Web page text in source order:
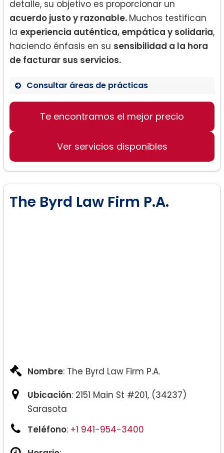
detalle, su objetivo es proporcionar un
acuerdo justo y razonable. Muchos testifican
la experiencia auténtica, empática y solidaria,
haciendo énfasis en su sensibilidad a la hora
de facturar sus servicios.
Consultar áreas de prácticas
Derecho de divorcio
Derecho de familia
Te encontramos el mejor precio
Ver servicios disponibles
The Byrd Law Firm P.A.
Nombre: The Byrd Law Firm P.A.
Ubicación: 2151 Main St #201, (34237)
Sarasota
Teléfono: +1 941-954-3400